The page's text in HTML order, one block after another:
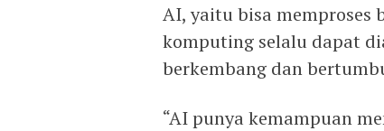
AI, yaitu bisa memproses
komputing selalu dapat
berkembang dan
“AI punya kemampuan